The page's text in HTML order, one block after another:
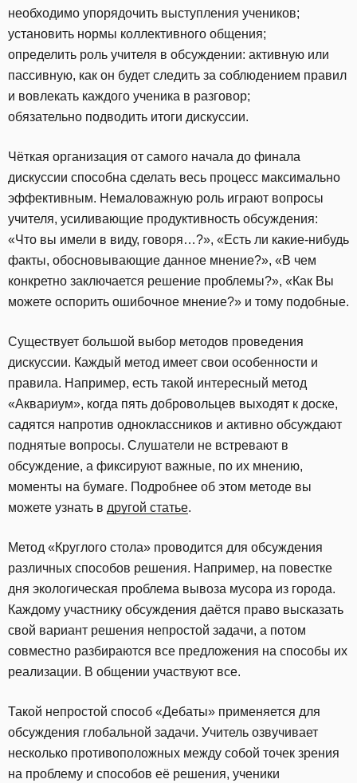
необходимо упорядочить выступления учеников;
установить нормы коллективного общения;
определить роль учителя в обсуждении: активную или
пассивную, как он будет следить за соблюдением правил
и вовлекать каждого ученика в разговор;
обязательно подводить итоги дискуссии.
Чёткая организация от самого начала до финала
дискуссии способна сделать весь процесс максимально
эффективным. Немаловажную роль играют вопросы
учителя, усиливающие продуктивность обсуждения:
«Что вы имели в виду, говоря…?», «Есть ли какие-нибудь
факты, обосновывающие данное мнение?», «В чем
конкретно заключается решение проблемы?», «Как Вы
можете оспорить ошибочное мнение?» и тому подобные.
Существует большой выбор методов проведения
дискуссии. Каждый метод имеет свои особенности и
правила. Например, есть такой интересный метод
«Аквариум», когда пять добровольцев выходят к доске,
садятся напротив одноклассников и активно обсуждают
поднятые вопросы. Слушатели не встревают в
обсуждение, а фиксируют важные, по их мнению,
моменты на бумаге. Подробнее об этом методе вы
можете узнать в другой статье.
Метод «Круглого стола» проводится для обсуждения
различных способов решения. Например, на повестке
дня экологическая проблема вывоза мусора из города.
Каждому участнику обсуждения даётся право высказать
свой вариант решения непростой задачи, а потом
совместно разбираются все предложения на способы их
реализации. В общении участвуют все.
Такой непростой способ «Дебаты» применяется для
обсуждения глобальной задачи. Учитель озвучивает
несколько противоположных между собой точек зрения
на проблему и способов её решения, ученики